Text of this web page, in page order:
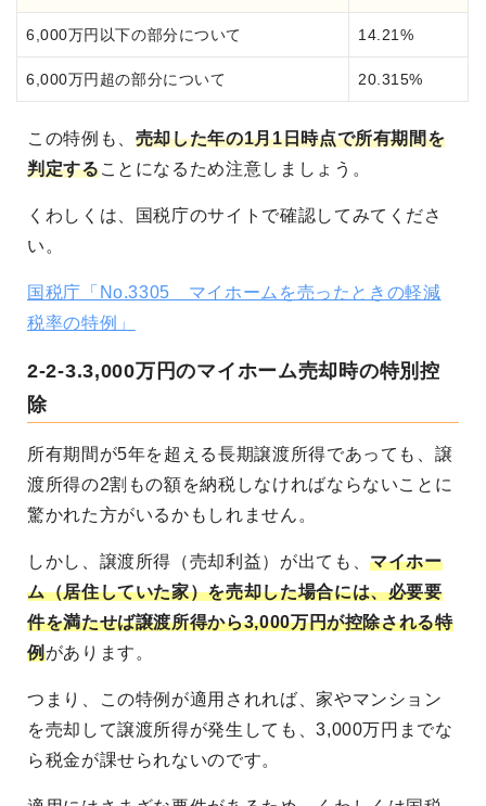
6,000万円以下の部分について 14.21%
6,000万円超の部分について 20.315%
この特例も、 売却した年の1月1日時点で所有期間を
判定することになるため注意しましょう。
くわしくは、国税庁のサイトで確認してみてくださ
い。
国税庁「No.3305 マイホームを売ったときの軽減
税率の特例」
2-2-3.3,000万円のマイホーム売却時の特別控
除
所有期間が5年を超える長期譲渡所得であっても、譲
渡所得の2割もの額を納税しなければならないことに
驚かれた方がいるかもしれません。
しかし、譲渡所得（売却利益）が出ても、マイホー
ム（居住していた家）を売却した場合には、必要要
件を満たせば譲渡所得から3,000万円が控除される特
例があります。
つまり、この特例が適用されれば、家やマンション
を売却して譲渡所得が発生しても、3,000万円までな
ら税金が課せられないのです。